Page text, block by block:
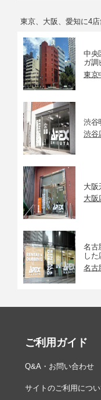
東京、大阪、愛知に4
中央
ガ調
東京
渋谷
渋谷
大阪
大阪
名古
した
名古
ご利用ガイド
Q&A・お問い合わせ
サイトのご利用につ